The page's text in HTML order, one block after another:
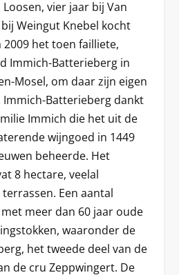
vier jaar bij Van
Weingut Knebel kocht
het toen failliete,
Immich-Batterieberg in
Mosel, om daar zijn eigen
Batterieberg dankt
Immich die het uit de
wijngoed in 1449
beheerde. Het
8 hectare, veelal
Een aantal
meer dan 60 jaar oude
waaronder de
het tweede deel van de
de cru Zeppwingert. De